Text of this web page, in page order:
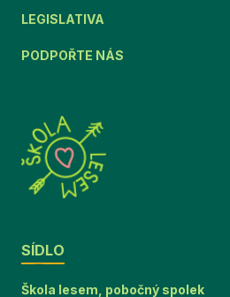
LEGISLATIVA
PODPOŘTE NÁS
SÍDLO
Škola lesem, pobočný spolek